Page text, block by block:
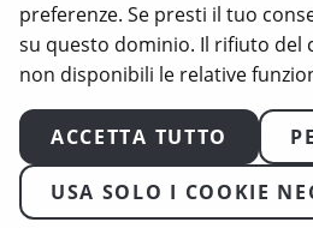
2026Animal Equality. Tutti i
preferenze. Se presti il tuo
su questo dominio. Il rifiuto del
non disponibili le relative
ACCETTA TUTTO
USA SOLO I COOKIE